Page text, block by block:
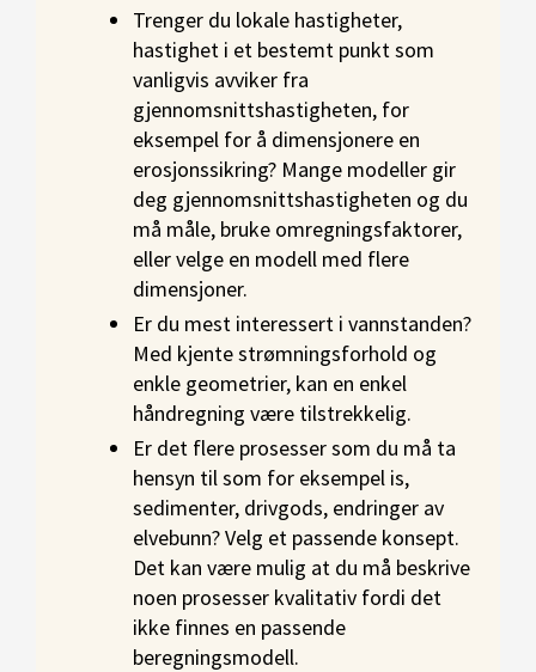
Trenger du lokale hastigheter,
hastighet i et bestemt punkt som
vanligvis avviker fra
gjennomsnittshastigheten, for
eksempel for å dimensjonere en
erosjonssikring? Mange modeller gir
deg gjennomsnittshastigheten og du
må måle, bruke omregningsfaktorer,
eller velge en modell med flere
dimensjoner.
Er du mest interessert i vannstanden?
Med kjente strømningsforhold og
enkle geometrier, kan en enkel
håndregning være tilstrekkelig.
Er det flere prosesser som du må ta
hensyn til som for eksempel is,
sedimenter, drivgods, endringer av
elvebunn? Velg et passende konsept.
Det kan være mulig at du må beskrive
noen prosesser kvalitativ fordi det
ikke finnes en passende
beregningsmodell.